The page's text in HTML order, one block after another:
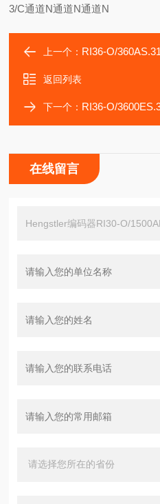
3/C通道N通道N通道N
上一个： RI36-O/
返回列表
下一个： RI36-O/
在线留言